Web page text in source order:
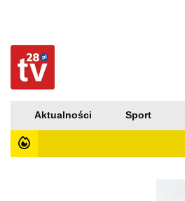
Aktualności Sport